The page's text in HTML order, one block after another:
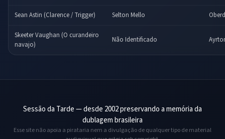
Sean Astin (Clarence / Trigger) Selton Mello
Skeeter Vaughan (O curandeiro
navajo)
Não Identificado
Sessão da Tarde — desde 2002 preservando a memória da
dublagem brasileira
Esse site não apoia a pirataria nem a divulgação de qualquer tipo de material